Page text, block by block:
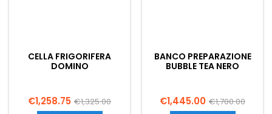
CELLA FRIGORIFERA
DOMINO
€1,258.75 €1,325.00
BANCO PREPARAZIONE
BUBBLE TEA NERO
€1,445.00 €1,700.00